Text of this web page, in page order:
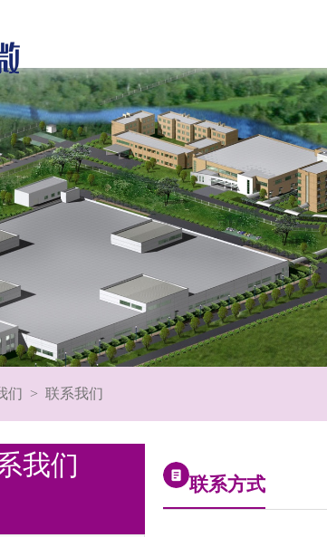
们 > 联系我们
我们
联系方式